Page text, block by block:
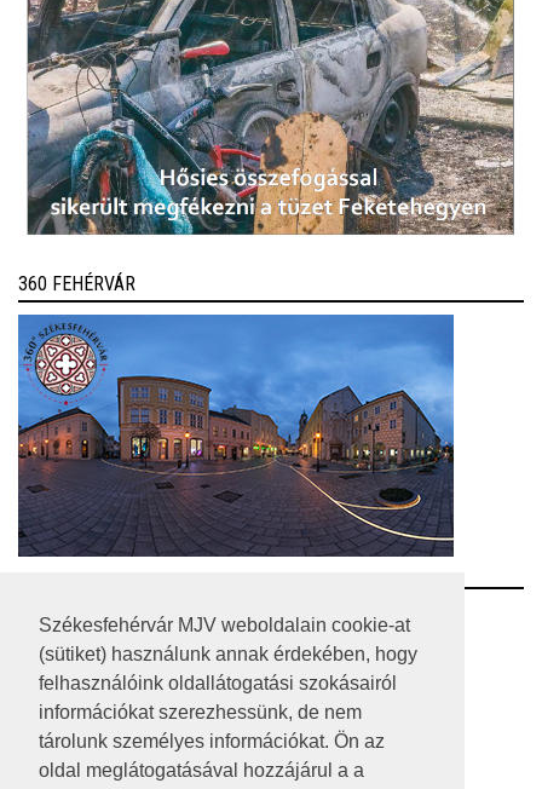
Székesfehérvár MJV weboldalain cookie-at
(sütiket) használunk annak érdekében, hogy
felhasználóink oldallátogatási szokásairól
információkat szerezhessünk, de nem
tárolunk személyes információkat. Ön az
oldal meglátogatásával hozzájárul a a
360 FEHÉRVÁR
RSS
A HONLAP 2017.03.31-I ÁLLAPOTA
JOGI NYILATKOZAT
IMPRESSZUM